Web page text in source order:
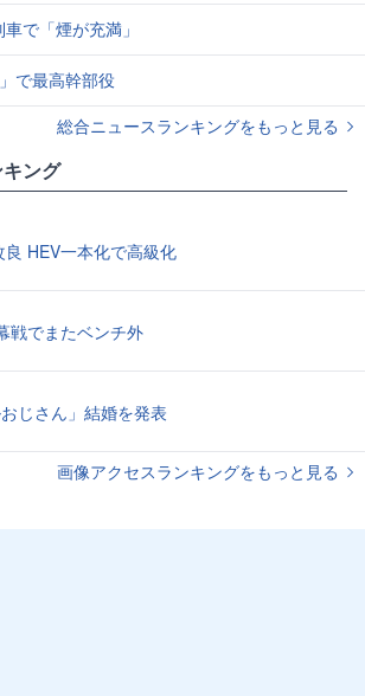
で「煙が充満」
で最高幹部役
総合ニュースランキングをもっと見る
ング
良 HEV一本化で高級化
戦でまたベンチ外
おじさん」結婚を発表
画像アクセスランキングをもっと見る